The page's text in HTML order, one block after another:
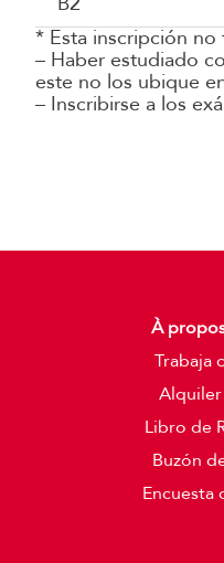
* Esta inscripción
– Haber estudiado
este no los ubique
– Inscribirse a los
À
Trabaja
Alquiler
Libro de
Buzón
Encuesta